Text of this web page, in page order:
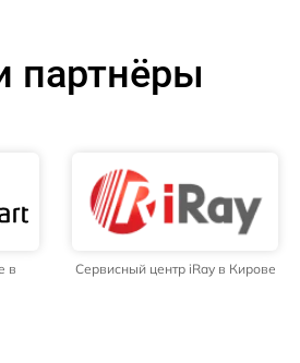
партнёры
в
Сервисный центр iRay в Кирове